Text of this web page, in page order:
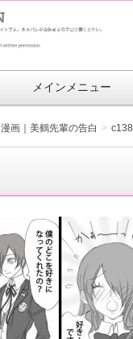
メインメニュー
画｜美鶴先輩の告白 c138